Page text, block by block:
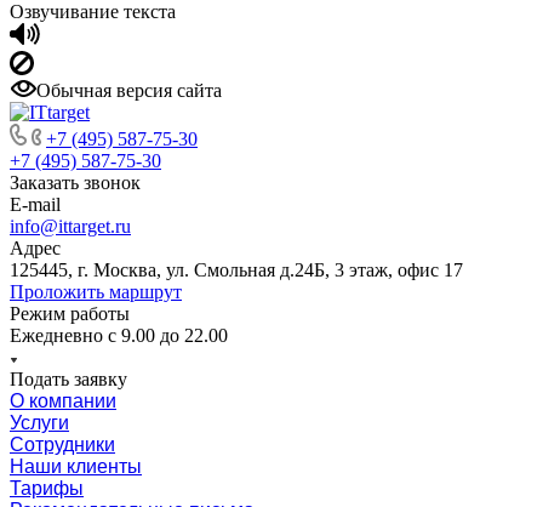
Озвучивание текста
Обычная версия сайта
+7 (495) 587-75-30
+7 (495) 587-75-30
Заказать звонок
E-mail
info@ittarget.ru
Адрес
125445, г. Москва, ул. Смольная д.24Б, 3 этаж, офис 17
Проложить маршрут
Режим работы
Ежедневно с 9.00 до 22.00
Подать заявку
О компании
Услуги
Сотрудники
Наши клиенты
Тарифы